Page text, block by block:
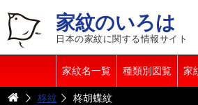
家紋のいろは
日本の家紋に関する情報サイト
家紋名一覧 種類別図覧 家
柊紋 柊胡蝶紋